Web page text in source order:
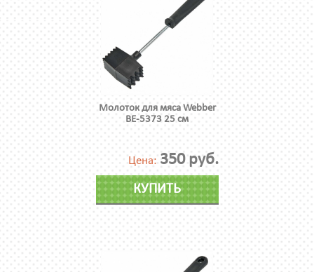
Молоток для мяса Webber
BE-5373 25 см
Цена: 350 руб.
КУПИТЬ